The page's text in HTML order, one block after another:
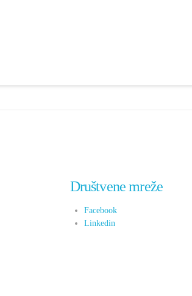
Društvene mreže
Facebook
Linkedin